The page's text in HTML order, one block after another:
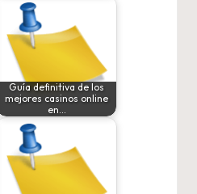
Guía definitiva de los
mejores casinos online
en…